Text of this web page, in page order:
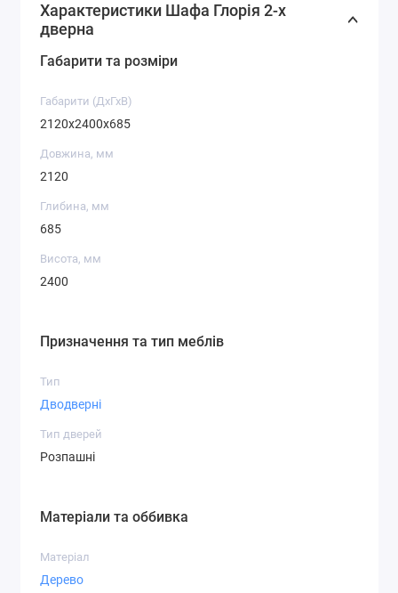
Характеристики Шафа Глорія 2-х
дверна
Габарити та розміри
Габарити (ДхГхВ)
2120x2400x685
Довжина, мм
2120
Глибина, мм
685
Висота, мм
2400
Призначення та тип меблів
Тип
Дводверні
Тип дверей
Розпашні
Матеріали та оббивка
Матеріал
Дерево